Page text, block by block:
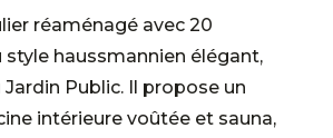
réaménagé avec 20
style haussmannien élégant,
Public. Il propose un
intérieure voûtée et sauna,